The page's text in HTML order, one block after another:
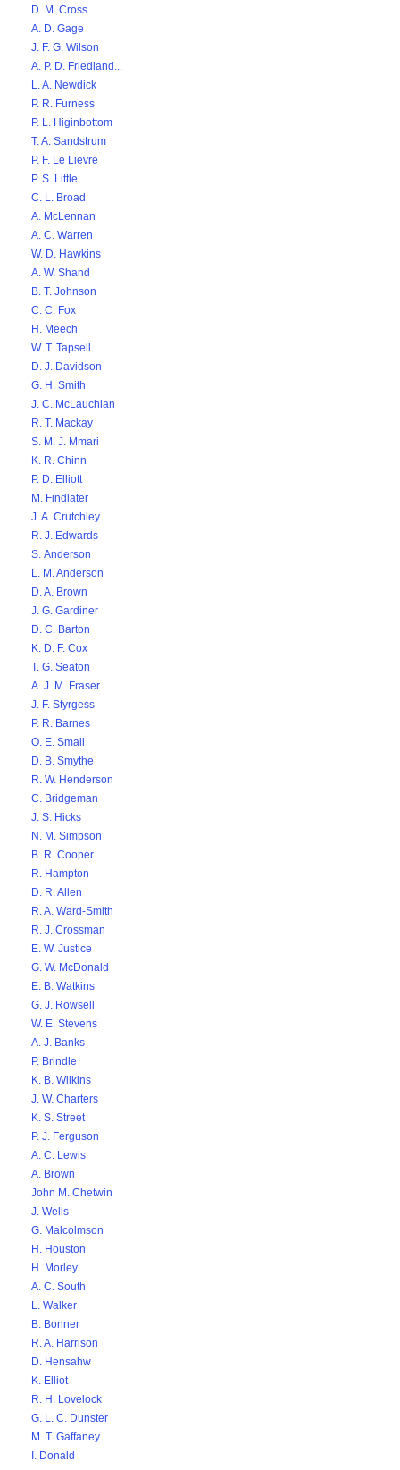
D. M. Cross
A. D. Gage
J. F. G. Wilson
A. P. D. Friedland...
L. A. Newdick
P. R. Furness
P. L. Higinbottom
T. A. Sandstrum
P. F. Le Lievre
P. S. Little
C. L. Broad
A. McLennan
A. C. Warren
W. D. Hawkins
A. W. Shand
B. T. Johnson
C. C. Fox
H. Meech
W. T. Tapsell
D. J. Davidson
G. H. Smith
J. C. McLauchlan
R. T. Mackay
S. M. J. Mmari
K. R. Chinn
P. D. Elliott
M. Findlater
J. A. Crutchley
R. J. Edwards
S. Anderson
L. M. Anderson
D. A. Brown
J. G. Gardiner
D. C. Barton
K. D. F. Cox
T. G. Seaton
A. J. M. Fraser
J. F. Styrgess
P. R. Barnes
O. E. Small
D. B. Smythe
R. W. Henderson
C. Bridgeman
J. S. Hicks
N. M. Simpson
B. R. Cooper
R. Hampton
D. R. Allen
R. A. Ward-Smith
R. J. Crossman
E. W. Justice
G. W. McDonald
E. B. Watkins
G. J. Rowsell
W. E. Stevens
A. J. Banks
P. Brindle
K. B. Wilkins
J. W. Charters
K. S. Street
P. J. Ferguson
A. C. Lewis
A. Brown
John M. Chetwin
J. Wells
G. Malcolmson
H. Houston
H. Morley
A. C. South
L. Walker
B. Bonner
R. A. Harrison
D. Hensahw
K. Elliot
R. H. Lovelock
G. L. C. Dunster
M. T. Gaffaney
I. Donald